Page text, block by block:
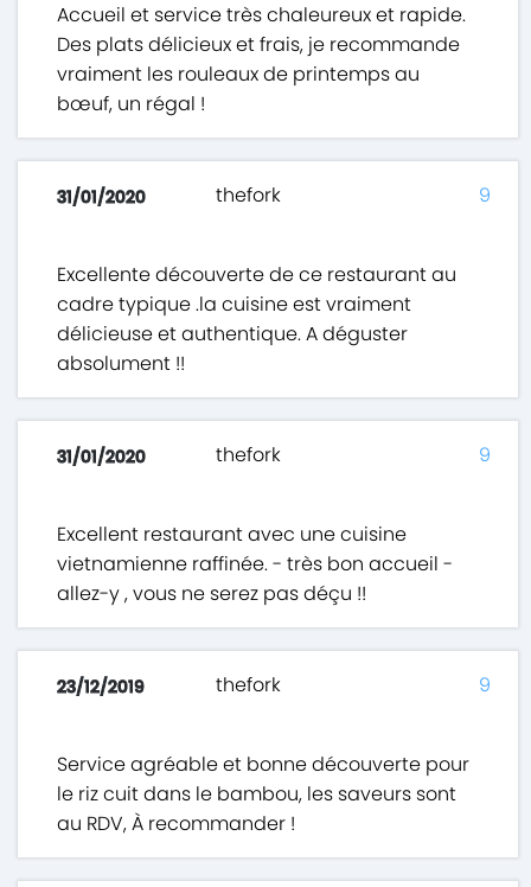
Accueil et service très chaleureux et rapide.
Des plats délicieux et frais, je recommande
vraiment les rouleaux de printemps au
bœuf, un régal !
31/01/2020 thefork
Excellente découverte de ce restaurant au
cadre typique .la cuisine est vraiment
délicieuse et authentique. A déguster
absolument !!
9
31/01/2020 thefork
Excellent restaurant avec une cuisine
vietnamienne raffinée. - très bon accueil -
allez-y , vous ne serez pas déçu !!
9
23/12/2019 thefork
Service agréable et bonne découverte pour
le riz cuit dans le bambou, les saveurs sont
au RDV, À recommander !
9